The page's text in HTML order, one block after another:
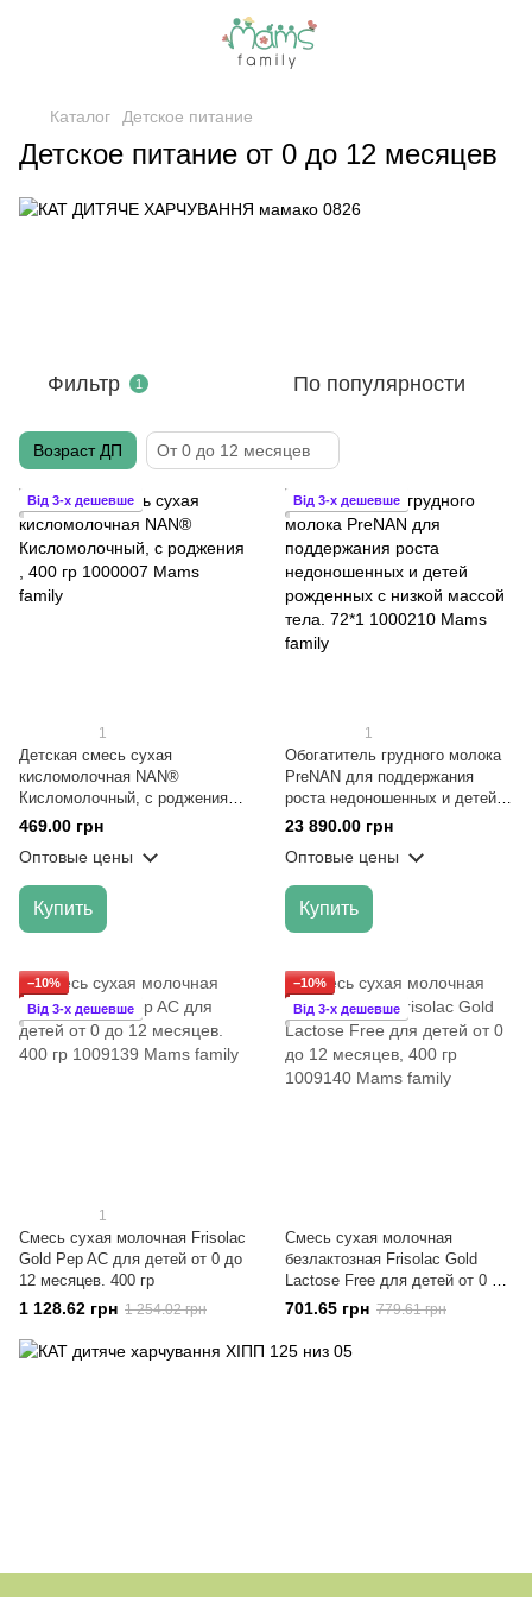
Каталог Детское питание
Детское питание от 0 до 12 месяцев
Фильтр 1 По популярности
Возраст ДП От 0 до 12 месяцев
Від 3-х дешевше
1
Детская смесь сухая
кисломолочная NAN®
Кисломолочный, с роджения ,
400 гр
469.00 грн
Оптовые цены
Купить
Від 3-х дешевше
1
Обогатитель грудного молока
PreNAN для поддержания
роста недоношенных и детей
рожденных с низкой массой
23 890.00 грн
Оптовые цены
Купить
−10%
Від 3-х дешевше
1
Смесь сухая молочная Frisolac
Gold Pep AC для детей от 0 до
12 месяцев. 400 гр
1 128.62 грн 1 254.02 грн
−10%
Від 3-х дешевше
Смесь сухая молочная
безлактозная Frisolac Gold
Lactose Free для детей от 0 до
12 месяцев, 400 гр
701.65 грн 779.61 грн